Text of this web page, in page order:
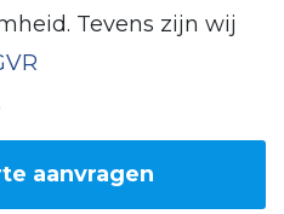
Tevens zijn wij
aanvragen